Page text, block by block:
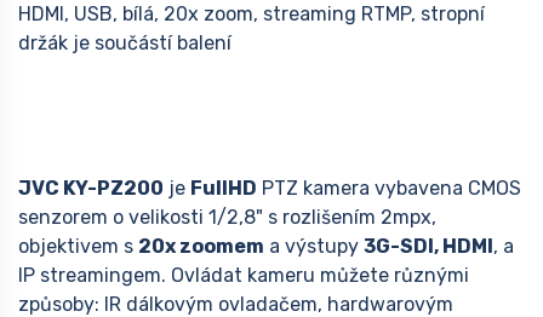
HDMI, USB, bílá, 20x zoom, streaming RTMP, stropní
držák je součástí balení
JVC KY-PZ200 je FullHD PTZ kamera vybavena CMOS
senzorem o velikosti 1/2,8" s rozlišením 2mpx,
objektivem s 20x zoomem a výstupy 3G-SDI, HDMI, a
IP streamingem. Ovládat kameru můžete různými
způsoby: IR dálkovým ovladačem, hardwarovým